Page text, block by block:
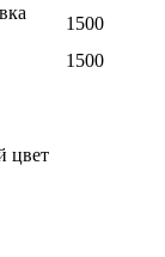
1500
1500
цвет